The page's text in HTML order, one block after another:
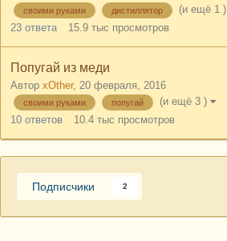
своими руками дистиллятор
(и ещё 1 )
23 ответа 15.9 тыс просмотров
Попугай из меди
Автор xOther, 20 февраля, 2016
своими руками попугай
(и ещё 3 )
10 ответов 10.4 тыс просмотров
Подписчики 2